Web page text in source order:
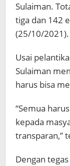
Sulaiman.
tiga dan 142
(25/10/2021).
Usai
Sulaiman
harus bisa
“Semua
kepada
transparan,”
Dengan